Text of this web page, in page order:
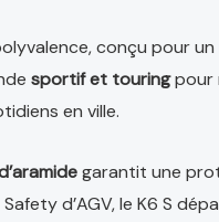
conçu pour
sportif et touringpour
en ville.
garantit une
d’AGV, le K6 S